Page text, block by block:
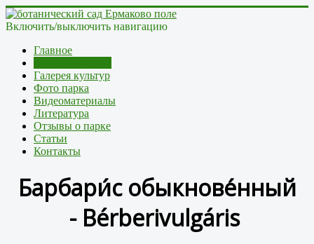
Включить/выключить навигацию
Главное
Галерея культур
Фото парка
Видеоматериалы
Литература
Отзывы о парке
Статьи
Контакты
Барбари́с обыкнове́нный
- Bérberivulgáris